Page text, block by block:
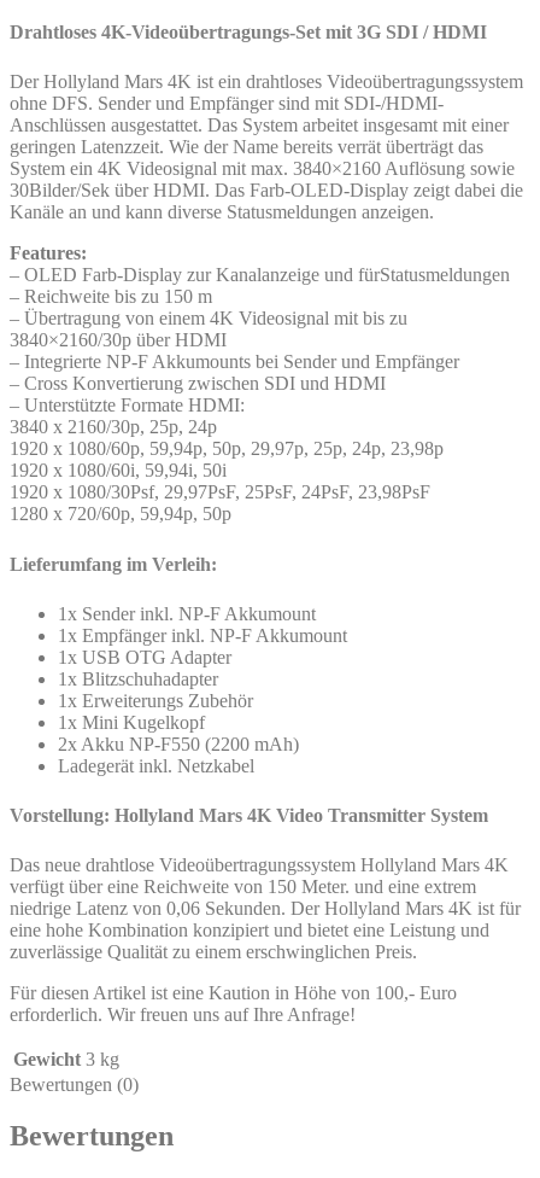
Drahtloses 4K-Videoübertragungs-Set mit 3G SDI / HDMI
Der Hollyland Mars 4K ist ein drahtloses Videoübertragungssystem
ohne DFS. Sender und Empfänger sind mit SDI-/HDMI-
Anschlüssen ausgestattet. Das System arbeitet insgesamt mit einer
geringen Latenzzeit. Wie der Name bereits verrät überträgt das
System ein 4K Videosignal mit max. 3840×2160 Auflösung sowie
30Bilder/Sek über HDMI. Das Farb-OLED-Display zeigt dabei die
Kanäle an und kann diverse Statusmeldungen anzeigen.
Features:
– OLED Farb-Display zur Kanalanzeige und fürStatusmeldungen
– Reichweite bis zu 150 m
– Übertragung von einem 4K Videosignal mit bis zu
3840×2160/30p über HDMI
– Integrierte NP-F Akkumounts bei Sender und Empfänger
– Cross Konvertierung zwischen SDI und HDMI
– Unterstützte Formate HDMI:
3840 x 2160/30p, 25p, 24p
1920 x 1080/60p, 59,94p, 50p, 29,97p, 25p, 24p, 23,98p
1920 x 1080/60i, 59,94i, 50i
1920 x 1080/30Psf, 29,97PsF, 25PsF, 24PsF, 23,98PsF
1280 x 720/60p, 59,94p, 50p
Lieferumfang im Verleih:
1x Sender inkl. NP-F Akkumount
1x Empfänger inkl. NP-F Akkumount
1x USB OTG Adapter
1x Blitzschuhadapter
1x Erweiterungs Zubehör
1x Mini Kugelkopf
2x Akku NP-F550 (2200 mAh)
Ladegerät inkl. Netzkabel
Vorstellung: Hollyland Mars 4K Video Transmitter System
Das neue drahtlose Videoübertragungssystem Hollyland Mars 4K
verfügt über eine Reichweite von 150 Meter. und eine extrem
niedrige Latenz von 0,06 Sekunden. Der Hollyland Mars 4K ist für
eine hohe Kombination konzipiert und bietet eine Leistung und
zuverlässige Qualität zu einem erschwinglichen Preis.
Für diesen Artikel ist eine Kaution in Höhe von 100,- Euro
erforderlich. Wir freuen uns auf Ihre Anfrage!
Gewicht 3 kg
Bewertungen (0)
Bewertungen